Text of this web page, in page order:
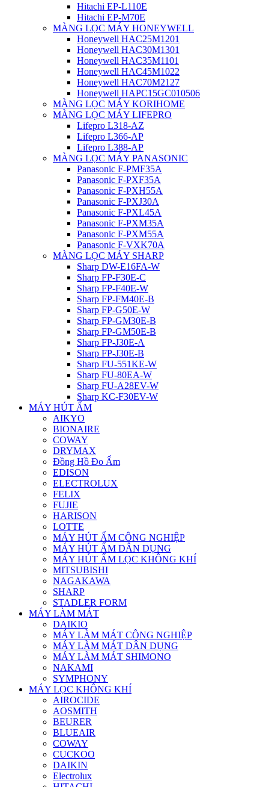
Hitachi EP-L110E
Hitachi EP-M70E
MÀNG LỌC MÁY HONEYWELL
Honeywell HAC25M1201
Honeywell HAC30M1301
Honeywell HAC35M1101
Honeywell HAC45M1022
Honeywell HAC70M2127
Honeywell HAPC15GC010506
MÀNG LỌC MÁY KORIHOME
MÀNG LỌC MÁY LIFEPRO
Lifepro L318-AZ
Lifepro L366-AP
Lifepro L388-AP
MÀNG LỌC MÁY PANASONIC
Panasonic F-PMF35A
Panasonic F-PXF35A
Panasonic F-PXH55A
Panasonic F-PXJ30A
Panasonic F-PXL45A
Panasonic F-PXM35A
Panasonic F-PXM55A
Panasonic F-VXK70A
MÀNG LỌC MÁY SHARP
Sharp DW-E16FA-W
Sharp FP-F30E-C
Sharp FP-F40E-W
Sharp FP-FM40E-B
Sharp FP-G50E-W
Sharp FP-GM30E-B
Sharp FP-GM50E-B
Sharp FP-J30E-A
Sharp FP-J30E-B
Sharp FU-551KE-W
Sharp FU-80EA-W
Sharp FU-A28EV-W
Sharp KC-F30EV-W
MÁY HÚT ẨM
AIKYO
BIONAIRE
COWAY
DRYMAX
Đồng Hồ Đo Ẩm
EDISON
ELECTROLUX
FELIX
FUJIE
HARISON
LOTTE
MÁY HÚT ẨM CÔNG NGHIỆP
MÁY HÚT ẨM DÂN DỤNG
MÁY HÚT ẨM LỌC KHÔNG KHÍ
MITSUBISHI
NAGAKAWA
SHARP
STADLER FORM
MÁY LÀM MÁT
DAIKIO
MÁY LÀM MÁT CÔNG NGHIỆP
MÁY LÀM MÁT DÂN DỤNG
MÁY LÀM MÁT SHIMONO
NAKAMI
SYMPHONY
MÁY LỌC KHÔNG KHÍ
AIROCIDE
AOSMITH
BEURER
BLUEAIR
COWAY
CUCKOO
DAIKIN
Electrolux